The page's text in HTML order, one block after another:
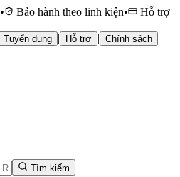
• Bảo hành theo linh kiện•
Hỗ trợ
Tuyển dụng | Hỗ trợ | Chính sách
Tìm kiếm